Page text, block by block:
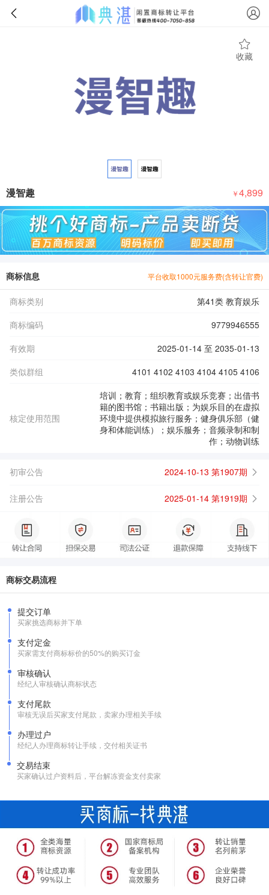
收藏
漫智趣 ￥4,899
商标信息 平台收取1000元服务费(含转让官费)
商标类别
第41类 教育娱乐
商标编码
9779946555
有效期
2025-01-14 至 2035-01-13
类似群组
4101 4102 4103 4104 4105 4106
核定使用范围
培训；教育；组织教育或娱乐竞赛；出借书
籍的图书馆；书籍出版；为娱乐目的在虚拟
环境中提供模拟旅行服务；健身俱乐部（健
身和体能训练）；娱乐服务；音频录制和制
作；动物训练
初审公告 2024-10-13 第1907期
注册公告 2025-01-14 第1919期
商标交易流程
提交订单
买家挑选商标并下单
支付定金
买家需支付商标标价的50%的购买订金
审核确认
经纪人审核确认商标状态
支付尾款
审核无误后买家支付尾款，卖家办理相关手续
办理过户
经纪人办理商标转让手续，交付相关证书
交易结束
买家确认过户资料后，平台解冻资金支付卖家